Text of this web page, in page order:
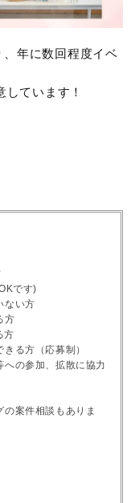
年に数回程度イベ
ています！
です)
ない方
方
方
る方（応募制）
への参加、拡散に協力
案件相談もありま